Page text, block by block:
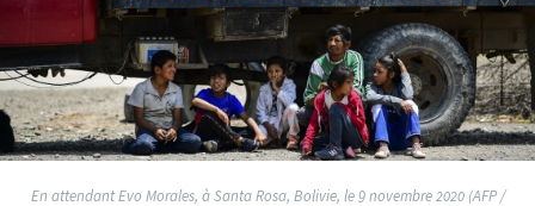
En attendant Evo Morales, à Santa Rosa, Bolivie, le 9 novembre 2020 (AFP /